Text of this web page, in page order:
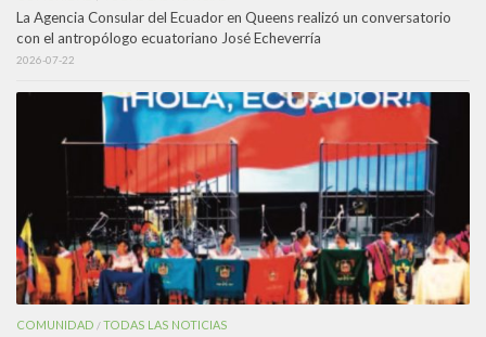
La Agencia Consular del Ecuador en Queens realizó un conversatorio
con el antropólogo ecuatoriano José Echeverría
2026-07-22
COMUNIDAD /TODAS LAS NOTICIAS